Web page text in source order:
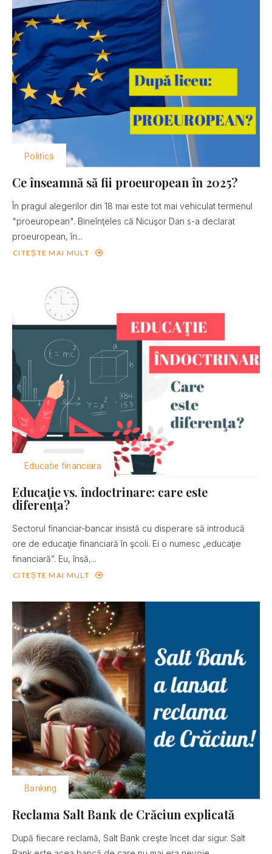
Politică
Ce înseamnă să fii proeuropean în 2025?
În pragul alegerilor din 18 mai este tot mai vehiculat termenul
"proeuropean". Bineînţeles că Nicuşor Dan s-a declarat
proeuropean, în...
CITEȘTE MAI MULT
Educatie financiara
Educaţie vs. îndoctrinare: care este
diferenţa?
Sectorul financiar-bancar insistă cu disperare să introducă
ore de educaţie financiară în şcoli. Ei o numesc „educaţie
financiară”. Eu, însă,...
CITEȘTE MAI MULT
Banking
Reclama Salt Bank de Crăciun explicată
După fiecare reclamă, Salt Bank creşte încet dar sigur. Salt